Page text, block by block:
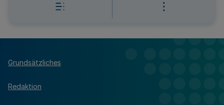
Grundsätzliches
Redaktion